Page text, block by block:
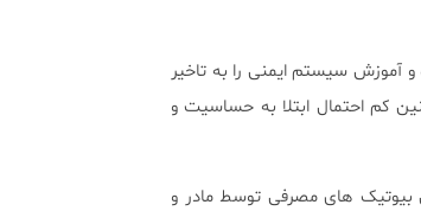
آموزش سیستم ایمنی را به تاخیر
کم احتمال ابتلا به حساسیت و
بیوتیک های مصرفی توسط مادر و